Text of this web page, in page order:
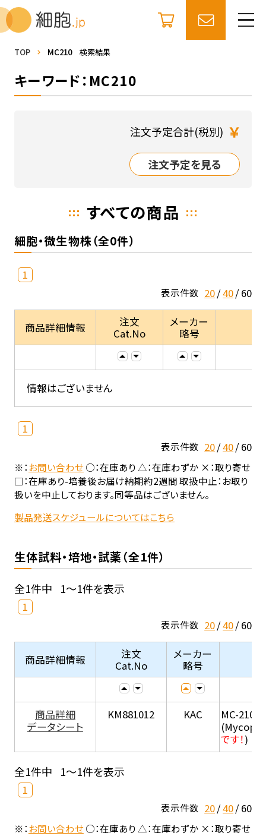
TOP MC210 検索結果
キーワード：MC210
注文予定合計(税別) ￥
注文予定を見る
すべての商品
細胞・微生物株（全0件）
1
表示件数 20 40 60
商品詳細情報
注文
Cat.No
メーカー
略号
情報はございません
1
表示件数 20 40 60
※：お問い合わせ○：在庫あり △：在庫わずか ×：取り寄せ
□：在庫あり-培養後お届け納期約2週間 取扱中止：お取り
扱いを中止しております。同等品はございません。
製品発送スケジュールについてはこちら
生体試料・培地・試薬（全1件）
全1件中 1～1件を表示
1
表示件数 20 40 60
商品詳細情報
注文
Cat.No
メーカー
略号
商品詳細
データシート
KM881012 KAC
MC-210 (
です！)
全1件中 1～1件を表示
1
表示件数 20 40 60
※：お問い合わせ○：在庫あり △：在庫わずか ×：取り寄せ